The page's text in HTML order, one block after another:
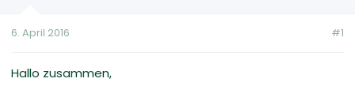
e
t
m
6. April 2016 #1
Hallo zusammen,